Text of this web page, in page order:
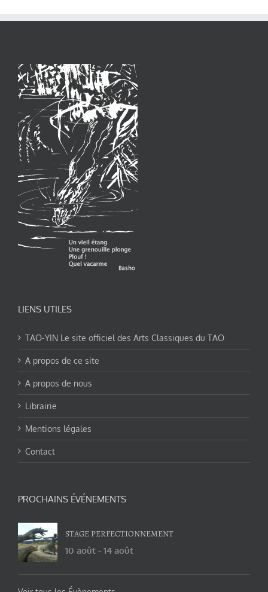
LIENS UTILES
TAO-YIN Le site officiel des Arts Classiques du TAO
A propos de ce site
A propos de nous
Librairie
Mentions légales
Contact
PROCHAINS ÉVÉNEMENTS
STAGE PERFECTIONNEMENT
10 août - 14 août